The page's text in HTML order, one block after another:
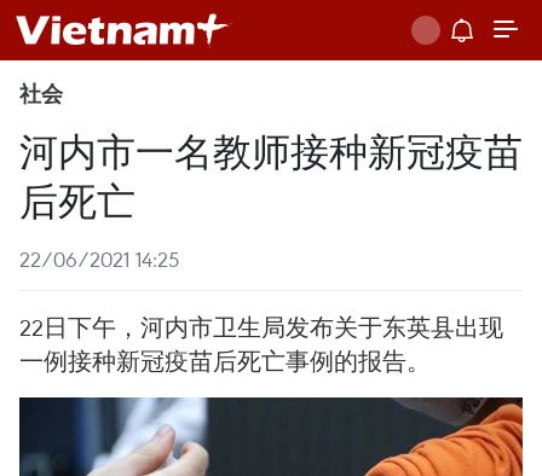
社会
河内市一名教师接种新冠疫苗
后死亡
22/06/2021 14:25
22日下午，河内市卫生局发布关于东英县出现
一例接种新冠疫苗后死亡事例的报告。